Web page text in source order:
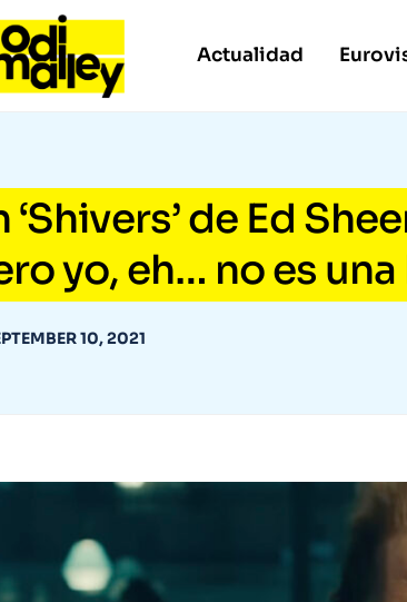
Actualidad
‘Shivers’ de Ed
yo, eh… no es
10, 2021